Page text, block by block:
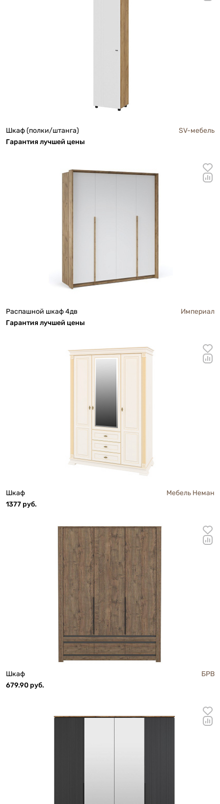
Шкаф (полки/штанга)
SV-мебель
Гарантия лучшей цены
Распашной шкаф 4дв
Империал
Гарантия лучшей цены
Шкаф
Мебель Неман
1377 руб.
Шкаф
БРВ
679.90 руб.